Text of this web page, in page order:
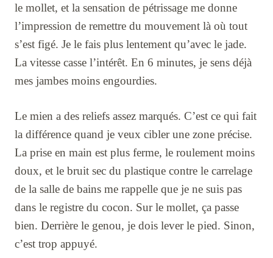
le mollet, et la sensation de pétrissage me donne
l’impression de remettre du mouvement là où tout
s’est figé. Je le fais plus lentement qu’avec le jade.
La vitesse casse l’intérêt. En 6 minutes, je sens déjà
mes jambes moins engourdies.
Le mien a des reliefs assez marqués. C’est ce qui fait
la différence quand je veux cibler une zone précise.
La prise en main est plus ferme, le roulement moins
doux, et le bruit sec du plastique contre le carrelage
de la salle de bains me rappelle que je ne suis pas
dans le registre du cocon. Sur le mollet, ça passe
bien. Derrière le genou, je dois lever le pied. Sinon,
c’est trop appuyé.